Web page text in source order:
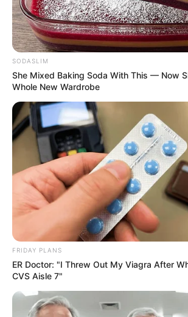
SODASLIM
She Mixed Baking Soda With This — Now
Whole New Wardrobe
FRIDAY PLANS
ER Doctor: "I Threw Out My Viagra After
CVS Aisle 7"